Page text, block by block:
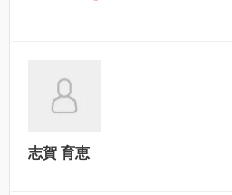
志賀 育恵